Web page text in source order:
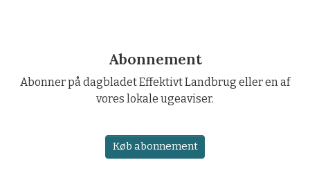
Abonnement
Abonner på dagbladet Effektivt Landbrug eller en af
vores lokale ugeaviser.
Køb abonnement